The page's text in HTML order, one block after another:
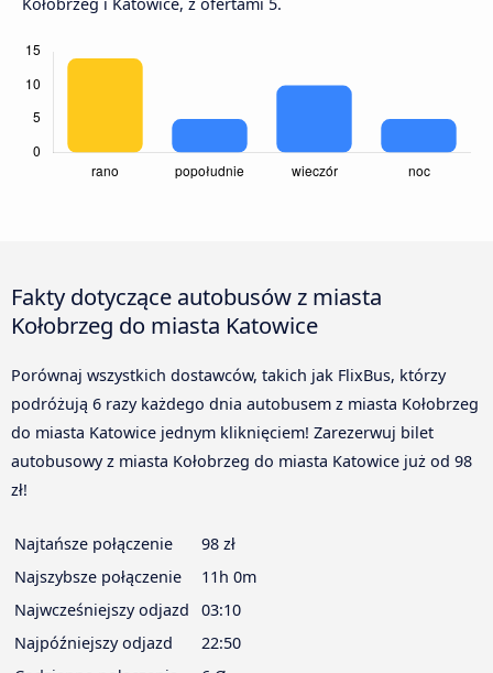
Fakty dotyczące autobusów z miasta
Kołobrzeg do miasta Katowice
Porównaj wszystkich dostawców, takich jak FlixBus, którzy
podróżują 6 razy każdego dnia autobusem z miasta Kołobrzeg
do miasta Katowice jednym kliknięciem! Zarezerwuj bilet
autobusowy z miasta Kołobrzeg do miasta Katowice już od 98
zł!
Najtańsze połączenie
98 zł
Najszybsze połączenie
11h 0m
Najwcześniejszy odjazd
03:10
Najpóźniejszy odjazd
22:50